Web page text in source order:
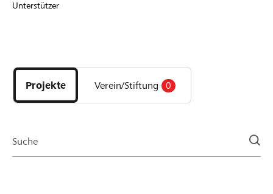
DE FR IT
Unterstützer
Projekte
und
Organisationen
Projekte Verein/Stiftung 0
Suche